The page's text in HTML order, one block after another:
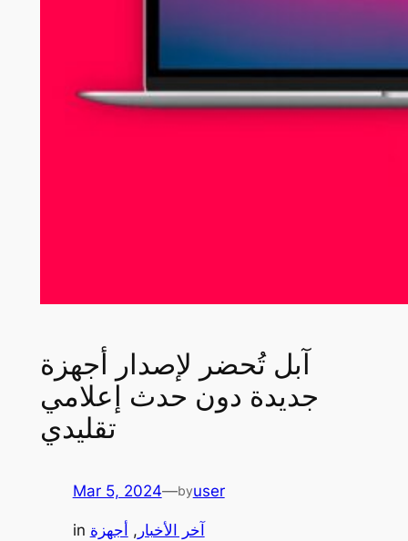
آبل تُحضر لإصدار أجهزة
جديدة دون حدث إعلامي
تقليدي
Mar 5, 2024—byuser
in آخر الأخبار , أجهزة